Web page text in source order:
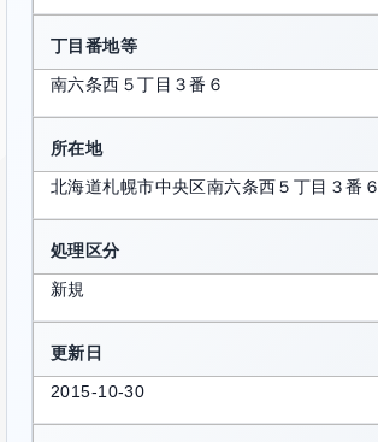
丁目番地等
南六条西５丁目３番６
所在地
北海道札幌市中央区南六条西５丁目３番６
処理区分
新規
更新日
2015-10-30